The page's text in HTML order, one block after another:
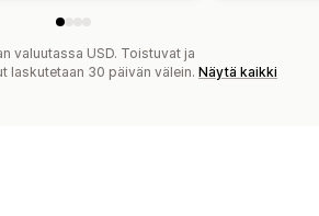
valuutassa USD. Toistuvat ja
laskutetaan 30 päivän välein. Näytä kaikki